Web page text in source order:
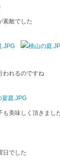
素敵でした
われるのですね
も美味しく頂きまし
日でした